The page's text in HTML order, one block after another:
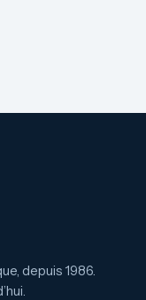
depuis 1986.